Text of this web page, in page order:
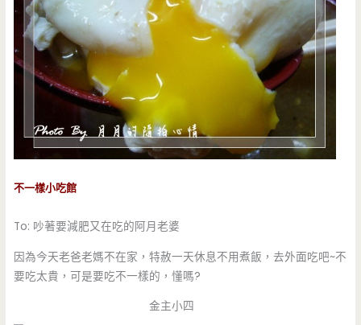
不一樣小吃館
To: 吵著要減肥又在吃的阿月老婆
因為今天老爸老媽不在家，特赦一天休息不用煮飯，去外面吃吧~不
要吃太貴，可是要吃不一樣的，懂嗎?
金主小四